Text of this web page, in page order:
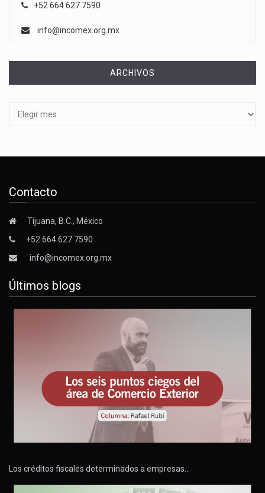
+52 664 627 7590
info@incomex.org.mx
ARCHIVOS
Contacto
Tijuana, B.C., México
+52 664 627 7590
info@incomex.org.mx
Últimos blogs
Los créditos fiscales determinados a empresas…